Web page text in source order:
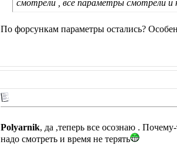
смотрели , все параметры смотрели и
По форсункам параметры остались?
Polyarnik, да ,теперь все осознаю .
надо смотреть и время не терять